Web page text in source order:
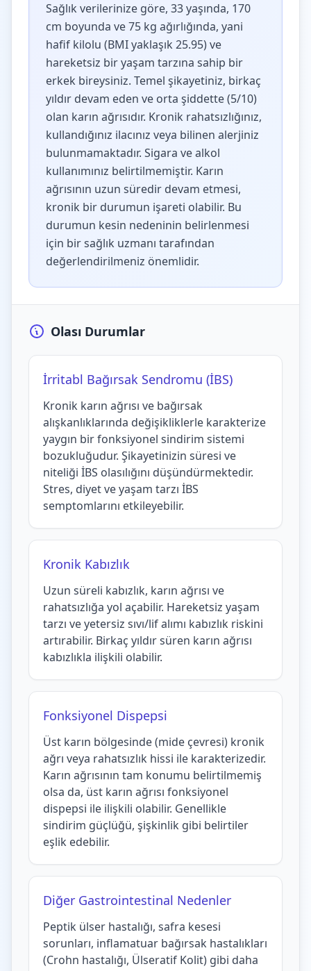
Sağlık verilerinize göre, 33 yaşında, 170
cm boyunda ve 75 kg ağırlığında, yani
hafif kilolu (BMI yaklaşık 25.95) ve
hareketsiz bir yaşam tarzına sahip bir
erkek bireysiniz. Temel şikayetiniz, birkaç
yıldır devam eden ve orta şiddette (5/10)
olan karın ağrısıdır. Kronik rahatsızlığınız,
kullandığınız ilacınız veya bilinen alerjiniz
bulunmamaktadır. Sigara ve alkol
kullanımınız belirtilmemiştir. Karın
ağrısının uzun süredir devam etmesi,
kronik bir durumun işareti olabilir. Bu
durumun kesin nedeninin belirlenmesi
için bir sağlık uzmanı tarafından
değerlendirilmeniz önemlidir.
Olası Durumlar
İrritabl Bağırsak Sendromu (İBS)
Kronik karın ağrısı ve bağırsak
alışkanlıklarında değişikliklerle karakterize
yaygın bir fonksiyonel sindirim sistemi
bozukluğudur. Şikayetinizin süresi ve
niteliği İBS olasılığını düşündürmektedir.
Stres, diyet ve yaşam tarzı İBS
semptomlarını etkileyebilir.
Kronik Kabızlık
Uzun süreli kabızlık, karın ağrısı ve
rahatsızlığa yol açabilir. Hareketsiz yaşam
tarzı ve yetersiz sıvı/lif alımı kabızlık riskini
artırabilir. Birkaç yıldır süren karın ağrısı
kabızlıkla ilişkili olabilir.
Fonksiyonel Dispepsi
Üst karın bölgesinde (mide çevresi) kronik
ağrı veya rahatsızlık hissi ile karakterizedir.
Karın ağrısının tam konumu belirtilmemiş
olsa da, üst karın ağrısı fonksiyonel
dispepsi ile ilişkili olabilir. Genellikle
sindirim güçlüğü, şişkinlik gibi belirtiler
eşlik edebilir.
Diğer Gastrointestinal Nedenler
Peptik ülser hastalığı, safra kesesi
sorunları, inflamatuar bağırsak hastalıkları
(Crohn hastalığı, Ülseratif Kolit) gibi daha